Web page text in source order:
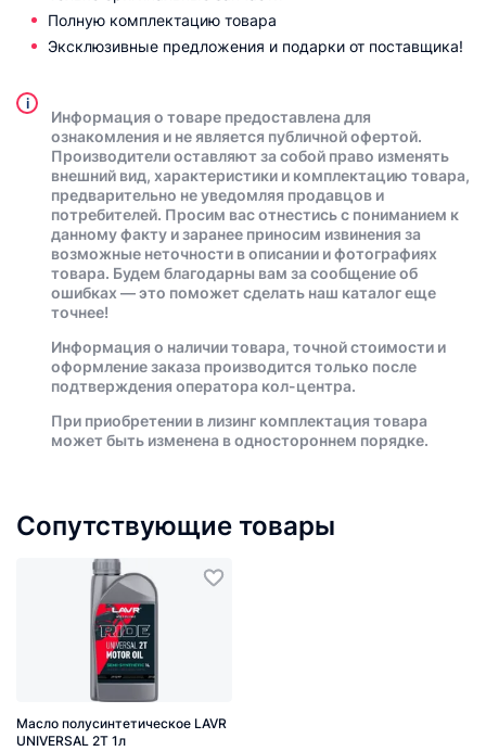
Полную комплектацию товара
Эксклюзивные предложения и подарки от поставщика!
i
Информация о товаре предоставлена для
ознакомления и не является публичной офертой.
Производители оставляют за собой право изменять
внешний вид, характеристики и комплектацию товара,
предварительно не уведомляя продавцов и
потребителей. Просим вас отнестись с пониманием к
данному факту и заранее приносим извинения за
возможные неточности в описании и фотографиях
товара. Будем благодарны вам за сообщение об
ошибках — это поможет сделать наш каталог еще
точнее!
Информация о наличии товара, точной стоимости и
оформление заказа производится только после
подтверждения оператора кол-центра.
При приобретении в лизинг комплектация товара
может быть изменена в одностороннем порядке.
Сопутствующие товары
Масло полусинтетическое LAVR
UNIVERSAL 2T 1л